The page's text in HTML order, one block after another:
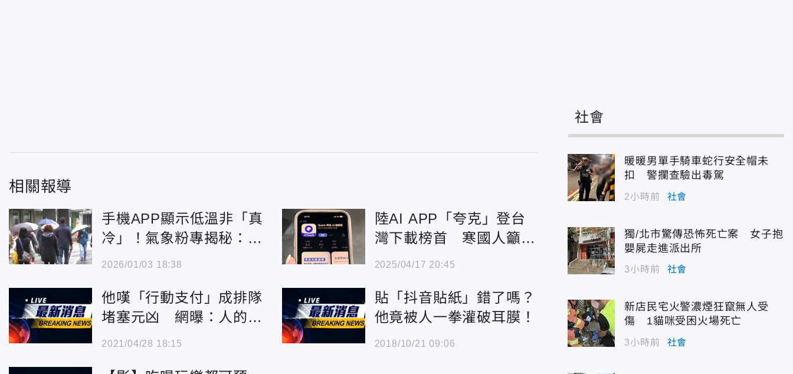
相關報導
手機APP顯示低溫非「真
冷」！氣象粉專揭秘：只
是模擬數據
2026/01/03 18:38
陸AI APP「夸克」登台
灣下載榜首 寒國人籲：
花百億不如聽民意
2025/04/17 20:45
他嘆「行動支付」成排隊
堵塞元凶 網曝：人的問
題，提1方法更便捷
2021/04/28 18:15
貼「抖音貼紙」錯了嗎？
他竟被人一拳灌破耳膜！
2018/10/21 09:06
社會
暖暖男單手騎車蛇行安全帽未
扣 警攔查驗出毒駕
2小時前 社會
獨/北市驚傳恐怖死亡案 女子抱
嬰屍走進派出所
3小時前 社會
新店民宅火警濃煙狂竄無人受
傷 1貓咪受困火場死亡
3小時前 社會